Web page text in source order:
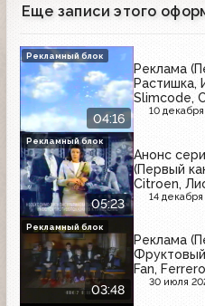
Еще записи этого
04:16
Реклама
Растишка,
Slimcode,
Коркунов,
10
Рекламный блок
05:23
Анонс
(Первый
Citroen,
Oriflame,
14
Рекламный блок
03:48
Реклама
Fan,
жемчуг,
30 июля
Рекламный блок